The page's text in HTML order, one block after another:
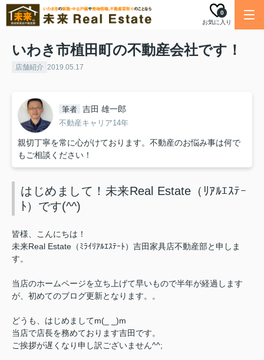
お気に入り
0
いわき市植田町の不動産会社です！
店舗紹介 2019.05.17
筆者 吉田 雄一郎
不動産キャリア14年
親切丁寧を常に心がけております。不動産のお悩み事は何で
もご相談ください！
はじめまして！未来Real Estate（ﾘｱﾙｴｽﾃｰ
ﾄ）です(^^)
皆様、こんにちは！
未来Real Estate（ﾐﾗｲﾘｱﾙｴｽﾃｰﾄ）吉田家具店不動産部と申しま
す。
当店のホームページを立ち上げて早いもので半年が経過します
が、初めてのブログ更新となります。。
どうも、はじめましてm(_ _)m
当店で店長を務めております吉田です。
ご挨拶が遅くなり申し訳ございません^^;